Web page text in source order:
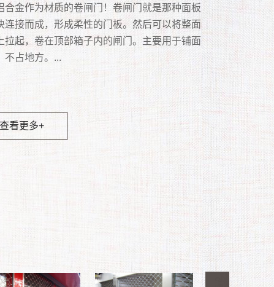
帘门又称快速卷帘门，高速卷帘门具有保温、
防虫、防风、防尘、隔音、防火、防异味、采
项功能，并广泛用于食品、化学、纺织、电
市、冷冻、物流、仓储等多种场所，可极高的
性能物流及洁净场所，并且节省能源，高速自
，提高作业效率，创造更佳的作业环境等优
是以多关节活动的门片串联在一起，在固定的
，以门上方卷轴为中心转动上下的门。卷帘门
广泛运用于店铺。 卷帘门同墙一样起到水平分
用，它由帘板、座板、导轨、支座、卷轴、箱
制箱、卷门机、限位器、门楣、手动速放开关
按钮开关和保险装置等多个部分组成，一般安
闸门是卷闸门的一种，采用电力驱动，轻便灵
用于仓库，门店等。 电动卷闸门有分多种类
广泛应用于多种不同商业地区的大门。 电动卷
多种类型：普通型、机电一体化型、智能一体
看更多+
合金作为材质的卷闸门！卷闸门就是那种面板
连接而成，形成柔性的门板。然后可以将整面
拉起，卷在顶部箱子内的闸门。主要用于铺面
不占地方。...
查看更多+
是企业的常用设施，适用于商业门面等，常见
门主要有遥控、电动、手动几种。其中遥控、
电动都可统称为自动车库门。手动车库门和自
门主要区别是没有电机。 自动车库门主要分类
板车库门与卷帘车库门。尤其是门洞较大，不
地面门体的地方起到方便、快捷开启作用。...
闸门是众多卷闸门品种中的一种，用聚碳酸脂
弹胶）制造，具透明、防盗、抗雨、隔尘等效
晶卷闸门的设计选用要点新明窗铝框透视卷闸
坚固,保安性能超高,材料上乘,不会锈蚀,给人幽
的感觉,可设计成通风和透视的双重效果,可采用
手电动及手动等三种操作模式,更可配上遥控装置,
户使用,单道门体最大安装尺寸可达6500mm宽
高,铝闸片的颜色可依装修效果更换。...
又名抗风钩卷门、抗风卷帘门，是多家企业经
的实践而开发研制的新一代产品。主要是针对
风地区、内陆风沙地区专门设计的高强度抗风
风帘板采用高强度镀锌板一次性冷轧而成，强
钢度好，结构坚固，导轨内有抗风钩，确保在
帘板不脱离导轨，具有抗台风、防撬、防雨、
隔噪音、防寒、保温、防晒、防风沙等功能；
任何建筑领域。...
：安装渔网门主要还是为了安全性，阻止别人强
自己的店面或家里。在药房或者零件柜台比较
· 美学：从抛光不锈钢到深青铜的各种金
，有助于视觉美感。 · 设计灵活性：适和
口尺寸，操作和偏好。 · 早期安装选项：
墙壁之前和开放之前安装。结构管状部件，工
并安装在导向装置和支架上，直接安装在下方
上并在上方安装托梁。 · 节省空间：为了
地利用内部空间，不用时，可以将其存储在开
的紧凑线圈中。 · 低成本：坚固的结构和
网型门的优势:1、优美大方线条型门框。美观
流线优雅。2、厚勾边、厚掩边、嵌入式整体防
全方位防撬，坚实无比。3、双钩侧锁点、多锁
重保险。4、加强型卡入式下不锈钢沉铰，坚固
5、多方位防撬多功能防盗锁，安全保障。6、
冲胶条，防震隔音。7、下坎和锁盒均用铁板衬
强厚固性.8、具有耐老化，抗腐蚀等优点。外表
净、豪华、典雅、高档、气派。...
片卷闸门也称不锈钢通花门，主要采用优质不
、不锈钢管、导轨与不锈吊片组装而成。不锈
闸门具有很好的透视效果和通风效果，可以起
作用和防盗作用，外观实用大方，使用寿命长
，被许多商家及门窗用户所青睐，成为现代都
亮丽的风景线。广泛应用于：银行、商场、车